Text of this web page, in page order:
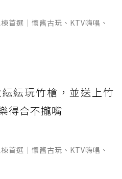
首選｜懷舊古玩、KTV嗨唱、
紜玩竹槍，並送上竹
得合不攏嘴
首選｜懷舊古玩、KTV嗨唱、